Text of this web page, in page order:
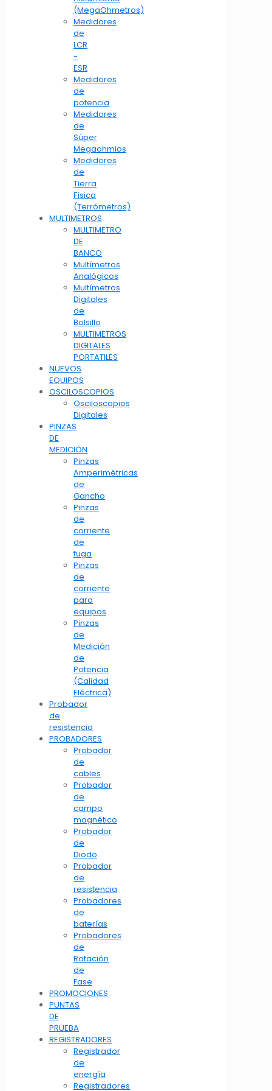
(MegaOhmetros)
Medidores
de
LCR
-
ESR
Medidores
de
potencia
Medidores
de
Súper
Megaohmios
Medidores
de
Tierra
Física
(Terrómetros)
MULTIMETROS
MULTIMETRO
DE
BANCO
Multímetros
Analógicos
Multímetros
Digitales
de
Bolsillo
MULTIMETROS
DIGITALES
PORTATILES
NUEVOS
EQUIPOS
OSCILOSCOPIOS
Osciloscopios
Digitales
PINZAS
DE
MEDICIÓN
Pinzas
Amperimétricas
de
Gancho
Pinzas
de
corriente
de
fuga
Pinzas
de
corriente
para
equipos
Pinzas
de
Medición
de
Potencia
(Calidad
Eléctrica)
Probador
de
resistencia
PROBADORES
Probador
de
cables
Probador
de
campo
magnético
Probador
de
Diodo
Probador
de
resistencia
Probadores
de
baterías
Probadores
de
Rotación
de
Fase
PROMOCIONES
PUNTAS
DE
PRUEBA
REGISTRADORES
Registrador
de
energía
Registradores